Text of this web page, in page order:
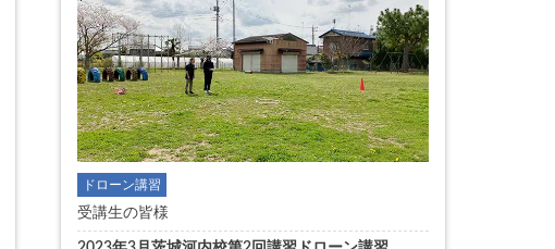
ドローン講習
受講生の皆様